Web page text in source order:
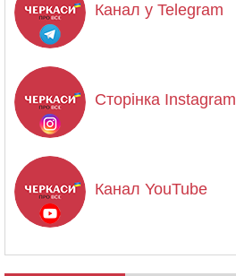
Канал у Telegram
Сторінка Instagram
Канал YouTube